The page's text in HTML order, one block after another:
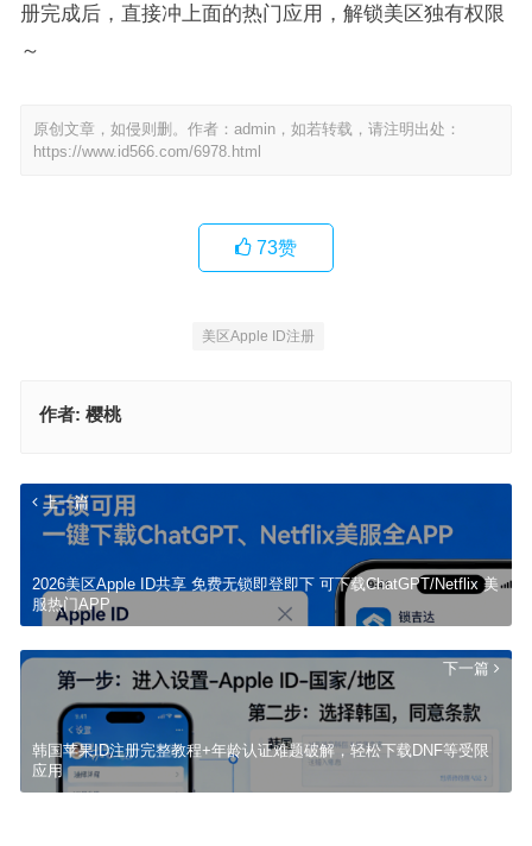
册完成后，直接冲上面的热门应用，解锁美区独有权限
～
原创文章，如侵则删。作者：admin，如若转载，请注明出处：
https://www.id566.com/6978.html
73赞
美区Apple ID注册
作者: 樱桃
上一篇
2026美区Apple ID共享 免费无锁即登即下 可下载ChatGPT/Netflix 美
服热门APP
下一篇
韩国苹果ID注册完整教程+年龄认证难题破解，轻松下载DNF等受限
应用